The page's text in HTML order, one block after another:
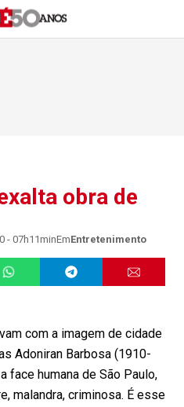
obra de
- 07h11minEmEntretenimento
com a imagem de cidade
Adoniran Barbosa (1910-
face humana de São Paulo,
malandra, criminosa. É esse